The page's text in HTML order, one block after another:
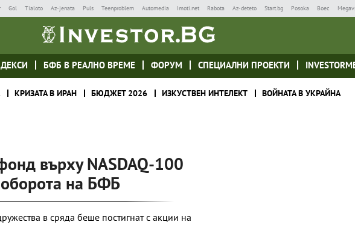
Gol Tialoto Az-jenata Puls Teenproblem Automedia Imoti.net Rabota Az-deteto Start.bg Posoka Boec
БФБ В РЕАЛНО ВРЕМЕ ФОРУМ СПЕЦИАЛНИ ПРОЕКТИ
КРИЗАТА В ИРАН БЮДЖЕТ 2026 ИЗКУСТВЕН ИНТЕЛЕКТ ВОЙНАТА В УКРАЙНА
върху NASDAQ-100
на БФБ
в сряда беше постигнат с акции на